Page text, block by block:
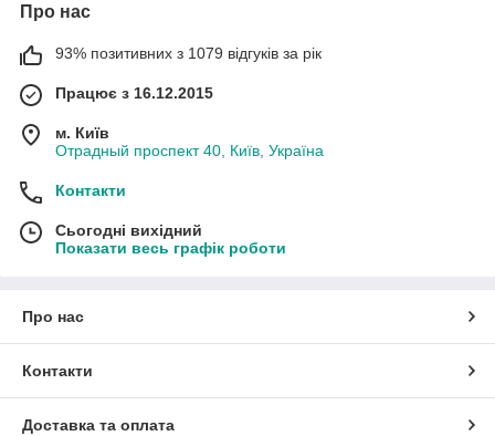
Про нас
93% позитивних з 1079 відгуків за рік
Працює з 16.12.2015
м. Київ
Отрадный проспект 40, Київ, Україна
Контакти
Сьогодні вихідний
Показати весь графік роботи
Про нас
Контакти
Доставка та оплата